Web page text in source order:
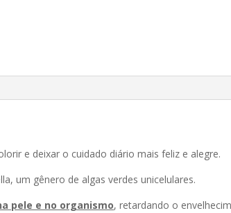
e deixar o cuidado diário mais feliz e alegre.
um gênero de algas verdes unicelulares.
pele e no organismo, retardando o